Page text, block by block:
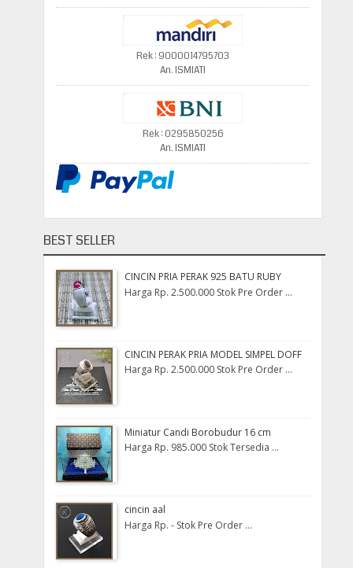
Rek : 9000014795703
An. ISMIATI
Rek : 0295850256
An. ISMIATI
BEST SELLER
CINCIN PRIA PERAK 925 BATU RUBY
Harga Rp. 2.500.000 Stok Pre Order ...
CINCIN PERAK PRIA MODEL SIMPEL DOFF
Harga Rp. 2.500.000 Stok Pre Order ...
Miniatur Candi Borobudur 16 cm
Harga Rp. 985.000 Stok Tersedia ...
cincin aal
Harga Rp. - Stok Pre Order ...